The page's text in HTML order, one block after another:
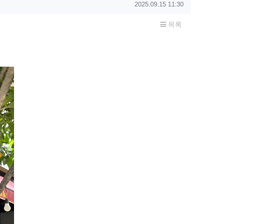
작성일
2025.09.15 11:30
목록